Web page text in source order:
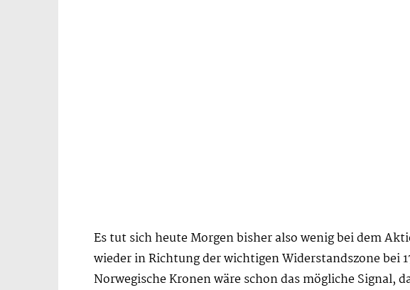
Es tut sich heute Morgen bisher also wenig bei dem
wieder in Richtung der wichtigen Widerstandszone bei
Norwegische Kronen wäre schon das mögliche Signal,